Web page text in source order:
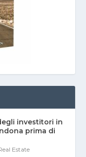
investitori in
prima di
Estate